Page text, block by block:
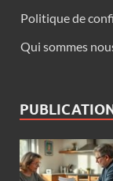
Politique de
Qui sommes